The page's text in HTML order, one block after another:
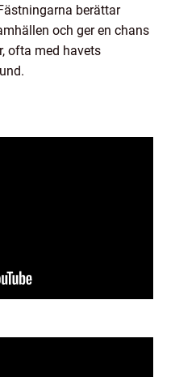
berättar
och ger en chans
ofta med havets